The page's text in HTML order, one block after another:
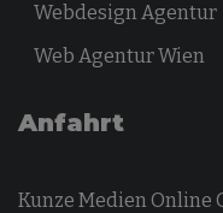
Webdesign Agentur
Web Agentur Wien
Anfahrt
Kunze Medien Online